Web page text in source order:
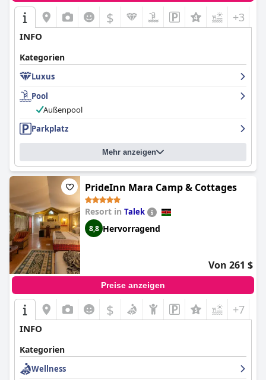
$ +3
INFO
Kategorien
Luxus
Pool
Außenpool
Parkplatz
Mehr anzeigen
PrideInn Mara Camp & Cottages
Resort in Talek
8,8 Hervorragend
Von 261 $
Preise anzeigen
$ +7
INFO
Kategorien
Wellness